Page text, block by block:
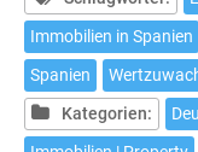
in
und
deren
Immobilien in Spanien
Spanien
Kategorien: